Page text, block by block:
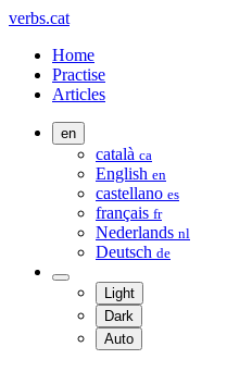
verbs.cat
Home
Practise
Articles
en
català ca
English en
castellano es
français fr
Nederlands nl
Deutsch de
Light
Dark
Auto